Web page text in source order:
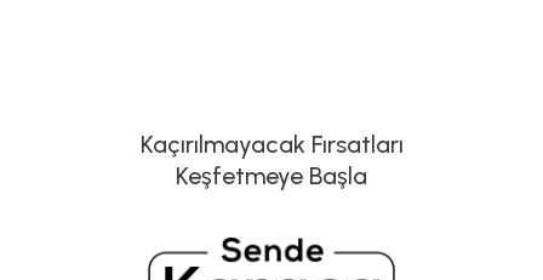
Kaçırılmayacak Fırsatları
Keşfetmeye Başla